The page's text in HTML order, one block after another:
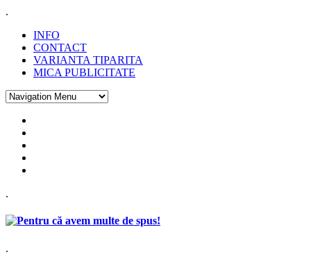
.
INFO
CONTACT
VARIANTA TIPARITA
MICA PUBLICITATE
.
.